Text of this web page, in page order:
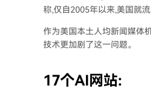
称,仅自2005年以来,美国就
作为美国本土人均新闻媒体
技术更加剧了这一问题。
17个AI网站: